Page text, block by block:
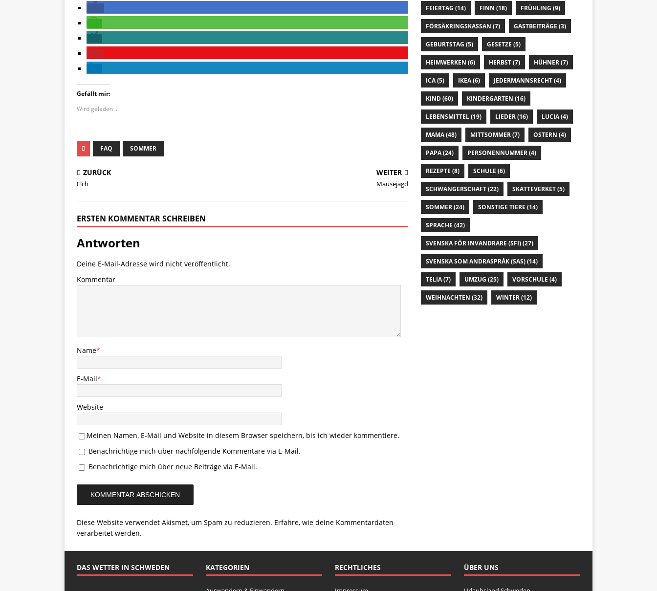
Gefällt mir:
Wird geladen …
FAQ SOMMER
ZURÜCK
Elch
WEITER
Mäusejagd
ERSTEN KOMMENTAR SCHREIBEN
Antworten
Deine E-Mail-Adresse wird nicht veröffentlicht.
Kommentar
Name*
E-Mail*
Website
Meinen Namen, E-Mail und Website in diesem Browser speichern, bis ich wieder kommentiere.
Benachrichtige mich über nachfolgende Kommentare via E-Mail.
Benachrichtige mich über neue Beiträge via E-Mail.
Diese Website verwendet Akismet, um Spam zu reduzieren. Erfahre, wie deine Kommentardaten
verarbeitet werden.
FEIERTAG (14) FINN (18) FRÜHLING (9)
FÖRSÄKRINGSKASSAN (7) GASTBEITRÄGE (3)
GEBURTSTAG (5) GESETZE (5)
HEIMWERKEN (6) HERBST(7) HÜHNER(7)
ICA(5) IKEA(6) JEDERMANNSRECHT(4)
KIND(60) KINDERGARTEN (16)
LEBENSMITTEL(19) LIEDER(16) LUCIA(4)
MAMA(48) MITTSOMMER(7) OSTERN (4)
PAPA(24) PERSONENNUMMER(4)
REZEPTE (8) SCHULE (6)
SCHWANGERSCHAFT(22) SKATTEVERKET(5)
SOMMER(24) SONSTIGE TIERE (14)
SPRACHE (42)
SVENSKA FÖR INVANDRARE (SFI)(27)
SVENSKA SOM ANDRASPRÅK (SAS)(14)
TELIA(7) UMZUG (25) VORSCHULE (4)
WEIHNACHTEN (32) WINTER(12)
DAS WETTER IN SCHWEDEN KATEGORIEN RECHTLICHES ÜBER UNS